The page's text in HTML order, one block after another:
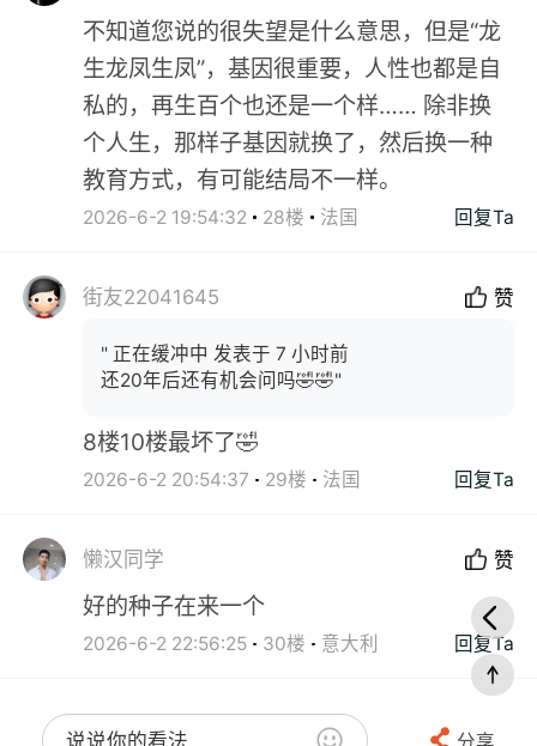
不知道您说的很失望是什么意思，但是“龙
生龙凤生凤”，基因很重要，人性也都是自
私的，再生百个也还是一个样…… 除非换
个人生，那样子基因就换了，然后换一种
教育方式，有可能结局不一样。
2026-6-2 19:54:32 28楼 法国 回复Ta
街友22041645 赞
" 正在缓冲中 发表于 7 小时前
还20年后还有机会问吗🤣🤣"
8楼10楼最坏了🤣
2026-6-2 20:54:37 29楼 法国 回复Ta
懒汉同学 赞
好的种子在来一个
2026-6-2 22:56:25 30楼 意大利 回复Ta